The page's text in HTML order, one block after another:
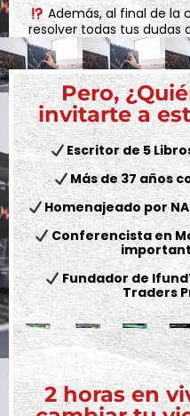
Además, al final de la
resolver todas tus
mi
Pero,
invitarte a
Escritor de 5
Más de 37 años
Homenajeado por
Conferencista en
Fundador de
Traders
2 horas en